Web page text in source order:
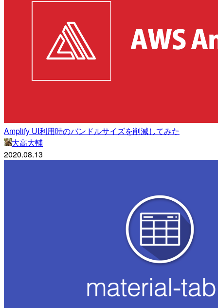
Amplify UI利用時のバンドルサイズを削減してみた
大高大輔
2020.08.13